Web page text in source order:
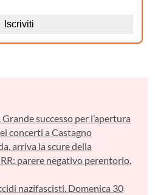
successo per l’apertura
concerti a Castagno
arriva la scure della
parere negativo perentorio.
nazifascisti. Domenica 30